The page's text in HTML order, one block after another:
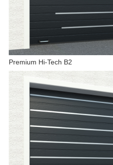
Premium Hi-Tech B2